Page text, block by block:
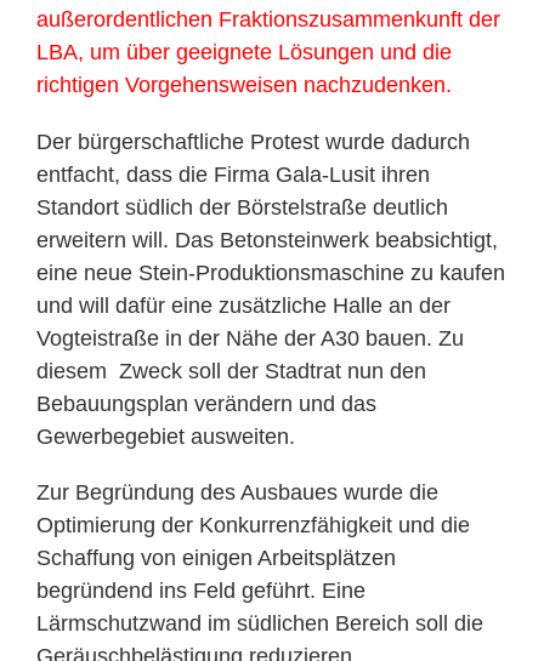
außerordentlichen Fraktionszusammenkunft der
LBA, um über geeignete Lösungen und die
richtigen Vorgehensweisen nachzudenken.
Der bürgerschaftliche Protest wurde dadurch
entfacht, dass die Firma Gala-Lusit ihren
Standort südlich der Börstelstraße deutlich
erweitern will. Das Betonsteinwerk beabsichtigt,
eine neue Stein-Produktionsmaschine zu kaufen
und will dafür eine zusätzliche Halle an der
Vogteistraße in der Nähe der A30 bauen. Zu
diesem Zweck soll der Stadtrat nun den
Bebauungsplan verändern und das
Gewerbegebiet ausweiten.
Zur Begründung des Ausbaues wurde die
Optimierung der Konkurrenzfähigkeit und die
Schaffung von einigen Arbeitsplätzen
begründend ins Feld geführt. Eine
Lärmschutzwand im südlichen Bereich soll die